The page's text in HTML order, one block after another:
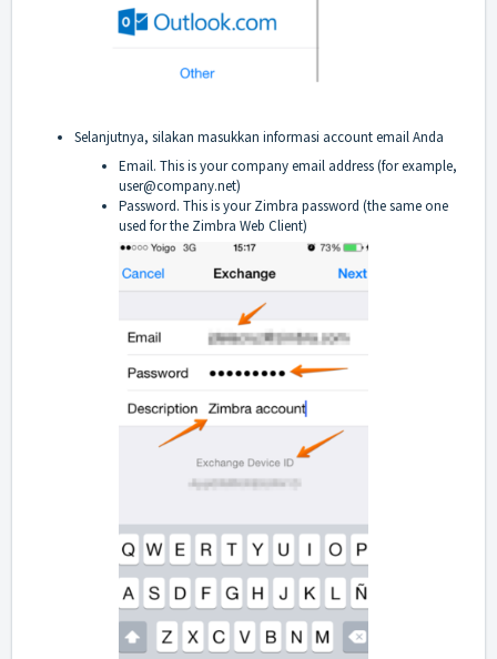
Selanjutnya, silakan masukkan informasi account email Anda
Email. This is your company email address (for example,
user@company.net)
Password. This is your Zimbra password (the same one
used for the Zimbra Web Client)